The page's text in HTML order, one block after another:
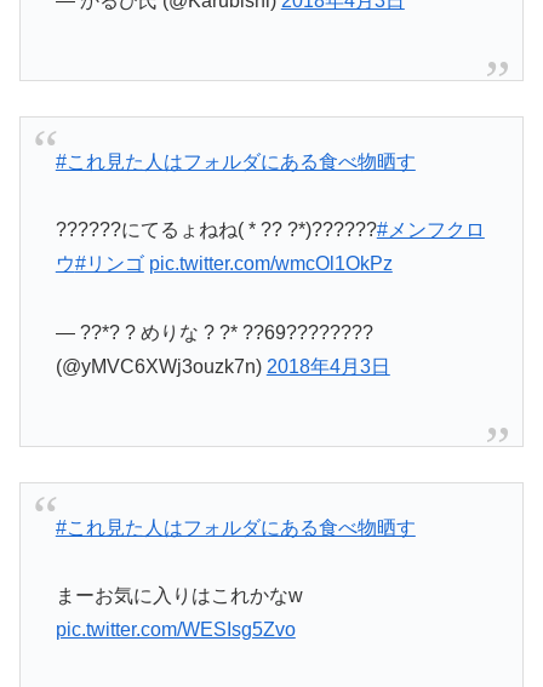
#これ見た人はフォルダにある食べ物晒す
??????にてるょねね( * ?? ?*)??????#メンフクロ
ウ#リンゴ pic.twitter.com/wmcOl1OkPz
— ??*? ? めりな ? ?* ??69????????
(@yMVC6XWj3ouzk7n) 2018年4月3日
#これ見た人はフォルダにある食べ物晒す
まーお気に入りはこれかなw
pic.twitter.com/WESIsg5Zvo